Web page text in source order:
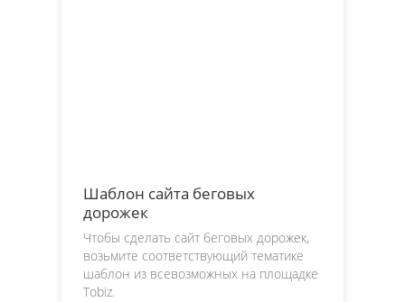
Шаблон сайта беговых
дорожек
Чтобы сделать сайт беговых дорожек,
возьмите соответствующий тематике
шаблон из всевозможных на площадке
Tobiz.